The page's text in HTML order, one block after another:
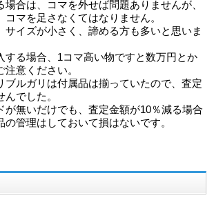
合は、コマを外せば問題ありませんが、
マを足さなくてはなりません。
サイズが小さく、諦める方も多いと思いま
する場合、1コマ高い物ですと数万円とか
意ください。
ブルガリは付属品は揃っていたので、査定
でした。
が無いだけでも、査定金額が10％減る場合
の管理はしておいて損はないです。